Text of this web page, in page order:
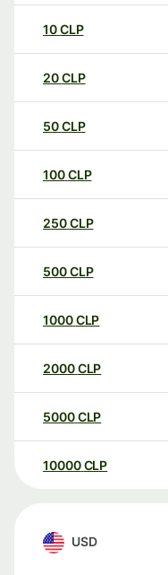
10CLP
20CLP
50CLP
100CLP
250CLP
500CLP
1000CLP
2000CLP
5000CLP
10000 CLP
USD